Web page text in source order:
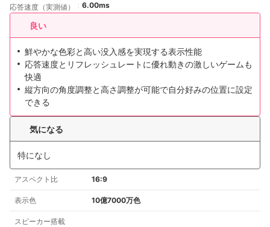
応答速度（実測値）
6.00ms
良い
鮮やかな色彩と高い没入感を実現する表示性能
応答速度とリフレッシュレートに優れ動きの激しいゲームも
快適
縦方向の角度調整と高さ調整が可能で自分好みの位置に設定
できる
気になる
特になし
アスペクト比 16:9
表示色 10億7000万色
スピーカー搭載